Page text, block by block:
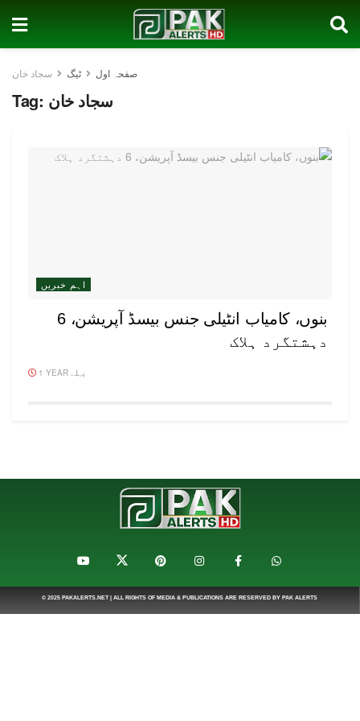
صفحہ اول ٹیگ سجاد خان
Tag: سجاد خان
اہم خبریں
بنوں، کامیاب انٹیلی جنس بیسڈ آپریشن، 6
دہشتگرد ہلاک
1 YEAR پہلے
© 2025 PAKALERTS.NET| ALL RIGHTS OF MEDIA & PUBLICATIONS ARE RESERVED BY PAK ALERTS